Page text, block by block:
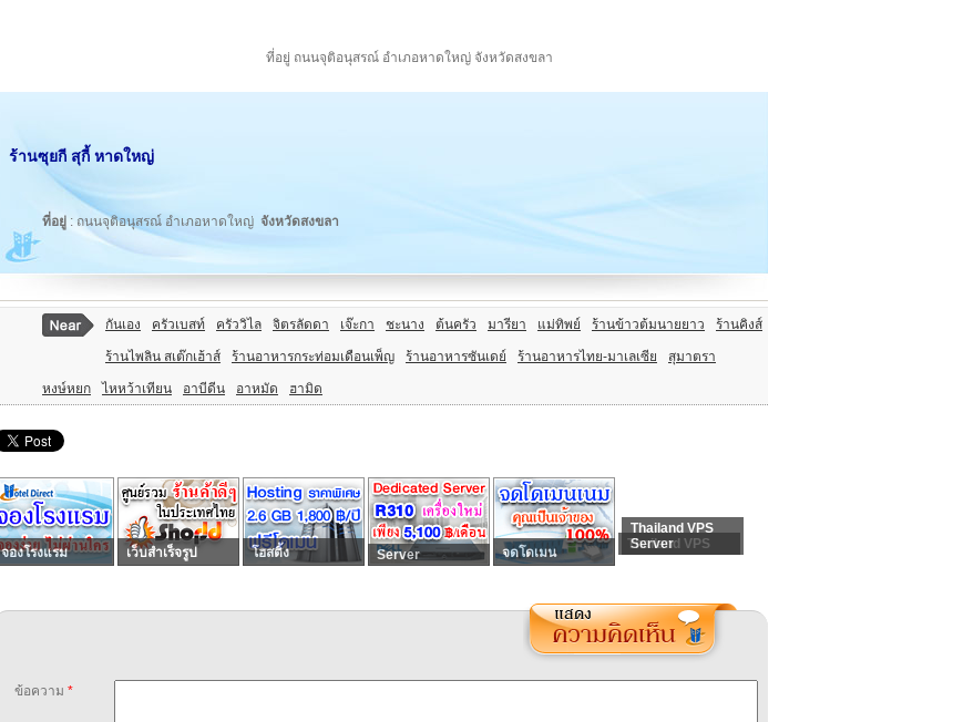
ที่อยู่ ถนนจุติอนุสรณ์ อำเภอหาดใหญ่ จังหวัดสงขลา
ร้านซุยกี สุกี้ หาดใหญ่
ที่อยู่ : ถนนจุติอนุสรณ์ อำเภอหาดใหญ่ จังหวัดสงขลา
กันเอง ครัวเบสท์ ครัววิไล จิตรลัดดา เจ๊ะกา ชะนาง ต้นครัว มารียา แม่ทิพย์ ร้านข้าวต้มนายยาว ร้านคิงส์
ร้านไพลิน สเต๊กเฮ้าส์ ร้านอาหารกระท่อมเดือนเพ็ญ ร้านอาหารซันเดย์ ร้านอาหารไทย-มาเลเซีย สุมาตรา
หงษ์หยก ไหหว้าเทียน อาบีดีน อาหมัด ฮามิด
จองโรงแรม เว็บสำเร็จรูป โฮสติ้ง Server จดโดเมน
Thailand VPS
Thailand VPS
Server
ข้อความ *